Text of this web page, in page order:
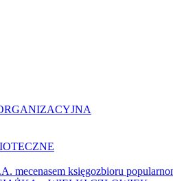
mecenasem księgozbioru